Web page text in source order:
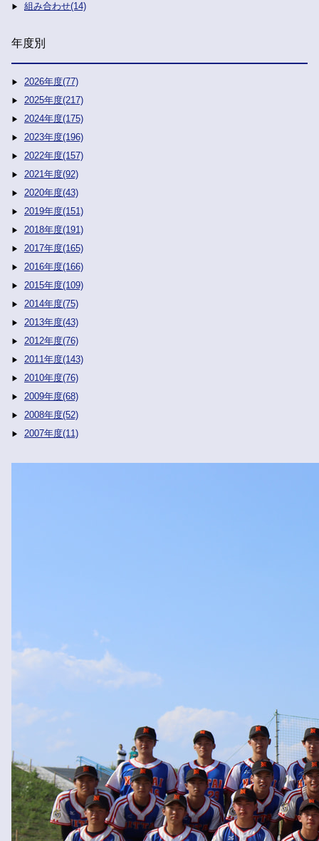
組み合わせ(14)
年度別
2026年度(77)
2025年度(217)
2024年度(175)
2023年度(196)
2022年度(157)
2021年度(92)
2020年度(43)
2019年度(151)
2018年度(191)
2017年度(165)
2016年度(166)
2015年度(109)
2014年度(75)
2013年度(43)
2012年度(76)
2011年度(143)
2010年度(76)
2009年度(68)
2008年度(52)
2007年度(11)